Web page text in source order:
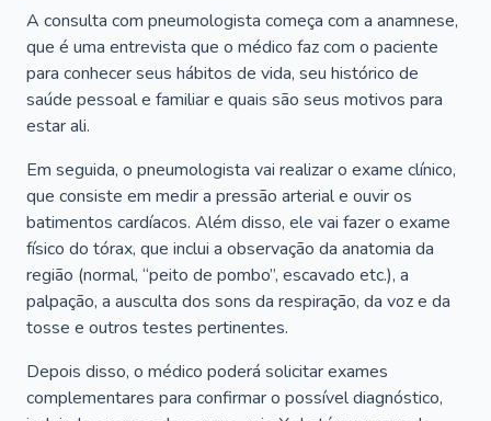
A consulta com pneumologista começa com a anamnese,
que é uma entrevista que o médico faz com o paciente
para conhecer seus hábitos de vida, seu histórico de
saúde pessoal e familiar e quais são seus motivos para
estar ali.
Em seguida, o pneumologista vai realizar o exame clínico,
que consiste em medir a pressão arterial e ouvir os
batimentos cardíacos. Além disso, ele vai fazer o exame
físico do tórax, que inclui a observação da anatomia da
região (normal, “peito de pombo”, escavado etc.), a
palpação, a ausculta dos sons da respiração, da voz e da
tosse e outros testes pertinentes.
Depois disso, o médico poderá solicitar exames
complementares para confirmar o possível diagnóstico,